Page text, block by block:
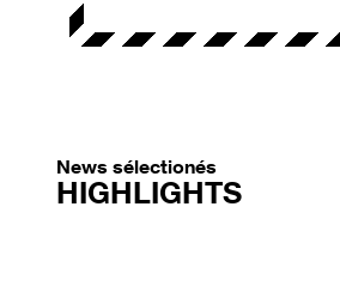
News sélectionés
HIGHLIGHTS